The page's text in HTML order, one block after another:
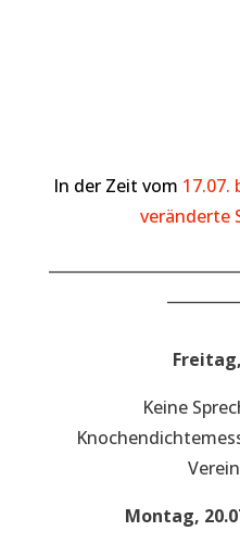
In der Zeit vom 17.07.
veränderte
Keine
Montag,